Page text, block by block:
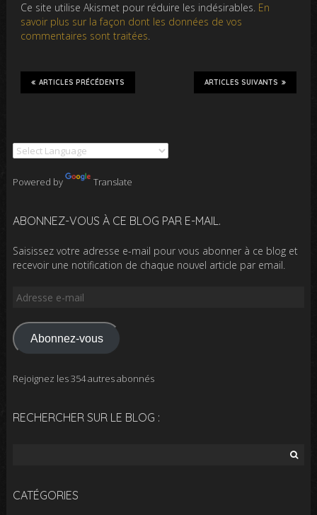
Ce site utilise Akismet pour réduire les indésirables. En
savoir plus sur la façon dont les données de vos
commentaires sont traitées.
ARTICLES SUIVANTS
ARTICLES PRÉCÉDENTS
Powered by Translate
ABONNEZ-VOUS À CE BLOG PAR E-MAIL.
Saisissez votre adresse e-mail pour vous abonner à ce blog et
recevoir une notification de chaque nouvel article par email.
Adresse
mail
Abonnez-vous
Rejoignez les 354 autres abonnés
RECHERCHER SUR LE BLOG :
CATÉGORIES